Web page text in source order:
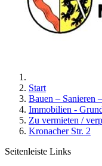
Start
Bauen – Sanieren
Immobilien -
Zu vermieten /
Kronacher Str. 2
Seitenleiste Links